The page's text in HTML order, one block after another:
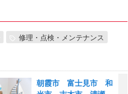
修理・点検・メンテナンス
朝霞市 富士見市 和